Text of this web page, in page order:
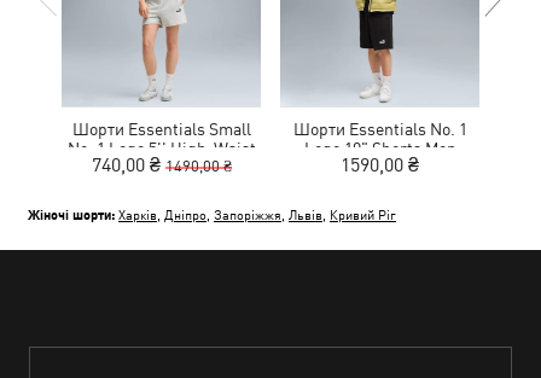
Шорти Essentials Small
No. 1 Logo 5'' High-Waist
Shorts Women
740,00 ₴ 1490,00 ₴
Шорти Essentials No. 1
Logo 10" Shorts Men
1590,00 ₴
Жіночі шорти: Харків Дніпро Запоріжжя Львів Кривий Ріг